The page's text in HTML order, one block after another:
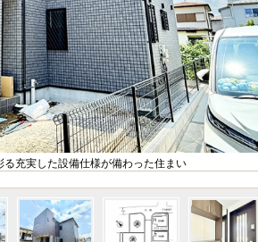
充実した設備仕様が備わった住まい